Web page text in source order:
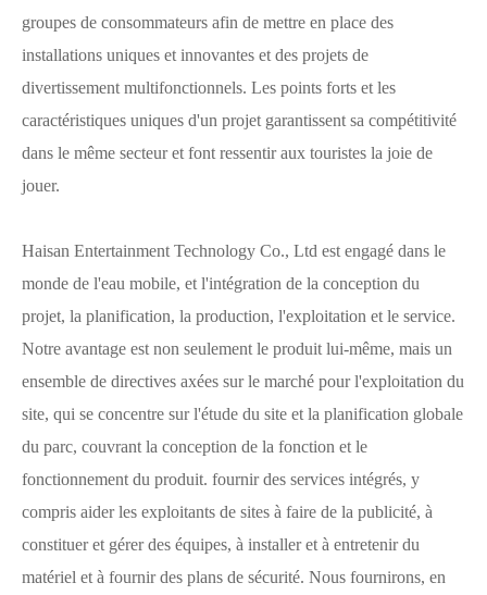
groupes de consommateurs afin de mettre en place des
installations uniques et innovantes et des projets de
divertissement multifonctionnels. Les points forts et les
caractéristiques uniques d'un projet garantissent sa compétitivité
dans le même secteur et font ressentir aux touristes la joie de
jouer.
Haisan Entertainment Technology Co., Ltd est engagé dans le
monde de l'eau mobile, et l'intégration de la conception du
projet, la planification, la production, l'exploitation et le service.
Notre avantage est non seulement le produit lui-même, mais un
ensemble de directives axées sur le marché pour l'exploitation du
site, qui se concentre sur l'étude du site et la planification globale
du parc, couvrant la conception de la fonction et le
fonctionnement du produit. fournir des services intégrés, y
compris aider les exploitants de sites à faire de la publicité, à
constituer et gérer des équipes, à installer et à entretenir du
matériel et à fournir des plans de sécurité. Nous fournirons, en